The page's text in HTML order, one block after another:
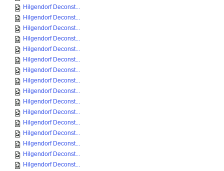
Hilgendorf Deconst...
Hilgendorf Deconst...
Hilgendorf Deconst...
Hilgendorf Deconst...
Hilgendorf Deconst...
Hilgendorf Deconst...
Hilgendorf Deconst...
Hilgendorf Deconst...
Hilgendorf Deconst...
Hilgendorf Deconst...
Hilgendorf Deconst...
Hilgendorf Deconst...
Hilgendorf Deconst...
Hilgendorf Deconst...
Hilgendorf Deconst...
Hilgendorf Deconst...